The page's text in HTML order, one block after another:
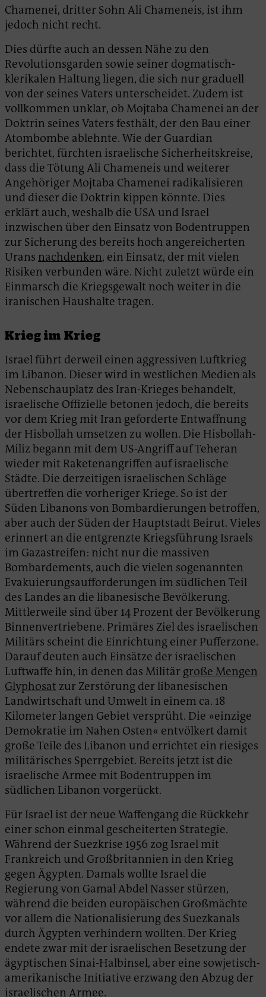
Chamenei, dritter Sohn Ali Chameneis, ist ihm
jedoch nicht recht.
Dies dürfte auch an dessen Nähe zu den
Revolutionsgarden sowie seiner dogmatisch-
klerikalen Haltung liegen, die sich nur graduell
von der seines Vaters unterscheidet. Zudem ist
vollkommen unklar, ob Mojtaba Chamenei an der
Doktrin seines Vaters festhält, der den Bau einer
Atombombe ablehnte. Wie der Guardian
berichtet, fürchten israelische Sicherheitskreise,
dass die Tötung Ali Chameneis und weiterer
Angehöriger Mojtaba Chamenei radikalisieren
und dieser die Doktrin kippen könnte. Dies
erklärt auch, weshalb die USA und Israel
inzwischen über den Einsatz von Bodentruppen
zur Sicherung des bereits hoch angereicherten
Urans nachdenken, ein Einsatz, der mit vielen
Risiken verbunden wäre. Nicht zuletzt würde ein
Einmarsch die Kriegsgewalt noch weiter in die
iranischen Haushalte tragen.
Krieg im Krieg
Israel führt derweil einen aggressiven Luftkrieg
im Libanon. Dieser wird in westlichen Medien als
Nebenschauplatz des Iran-Krieges behandelt,
israelische Offizielle betonen jedoch, die bereits
vor dem Krieg mit Iran geforderte Entwaffnung
der Hisbollah umsetzen zu wollen. Die Hisbollah-
Miliz begann mit dem US-Angriff auf Teheran
wieder mit Raketenangriffen auf israelische
Städte. Die derzeitigen israelischen Schläge
übertreffen die vorheriger Kriege. So ist der
Süden Libanons von Bombardierungen betroffen,
aber auch der Süden der Hauptstadt Beirut. Vieles
erinnert an die entgrenzte Kriegsführung Israels
im Gazastreifen: nicht nur die massiven
Bombardements, auch die vielen sogenannten
Evakuierungsaufforderungen im südlichen Teil
des Landes an die libanesische Bevölkerung.
Mittlerweile sind über 14 Prozent der Bevölkerung
Binnenvertriebene. Primäres Ziel des israelischen
Militärs scheint die Einrichtung einer Pufferzone.
Darauf deuten auch Einsätze der israelischen
Luftwaffe hin, in denen das Militär große Mengen
Glyphosat zur Zerstörung der libanesischen
Landwirtschaft und Umwelt in einem ca. 18
Kilometer langen Gebiet versprüht. Die »einzige
Demokratie im Nahen Osten« entvölkert damit
große Teile des Libanon und errichtet ein riesiges
militärisches Sperrgebiet. Bereits jetzt ist die
israelische Armee mit Bodentruppen im
südlichen Libanon vorgerückt.
Für Israel ist der neue Waffengang die Rückkehr
einer schon einmal gescheiterten Strategie.
Während der Suezkrise 1956 zog Israel mit
Frankreich und Großbritannien in den Krieg
gegen Ägypten. Damals wollte Israel die
Regierung von Gamal Abdel Nasser stürzen,
während die beiden europäischen Großmächte
vor allem die Nationalisierung des Suezkanals
durch Ägypten verhindern wollten. Der Krieg
endete zwar mit der israelischen Besetzung der
ägyptischen Sinai-Halbinsel, aber eine sowjetisch-
amerikanische Initiative erzwang den Abzug der
israelischen Armee.